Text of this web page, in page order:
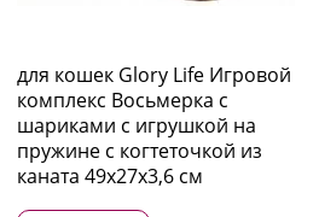
для кошек Glory Life Игровой
комплекс Восьмерка с
шариками c игрушкой на
пружине c когтеточкой из
каната 49х27х3,6 см